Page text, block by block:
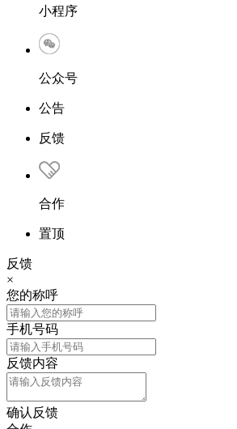
小程序
公众号
公告
反馈
合作
置顶
反馈
×
您的称呼
手机号码
反馈内容
确认反馈